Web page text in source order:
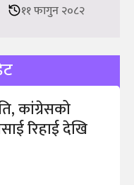
११ फागुन २०८२
कांग्रेसको
रिहाई देखि